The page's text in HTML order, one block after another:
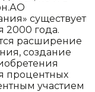
существует
2000 года.
расширение
создание
процентных
участием